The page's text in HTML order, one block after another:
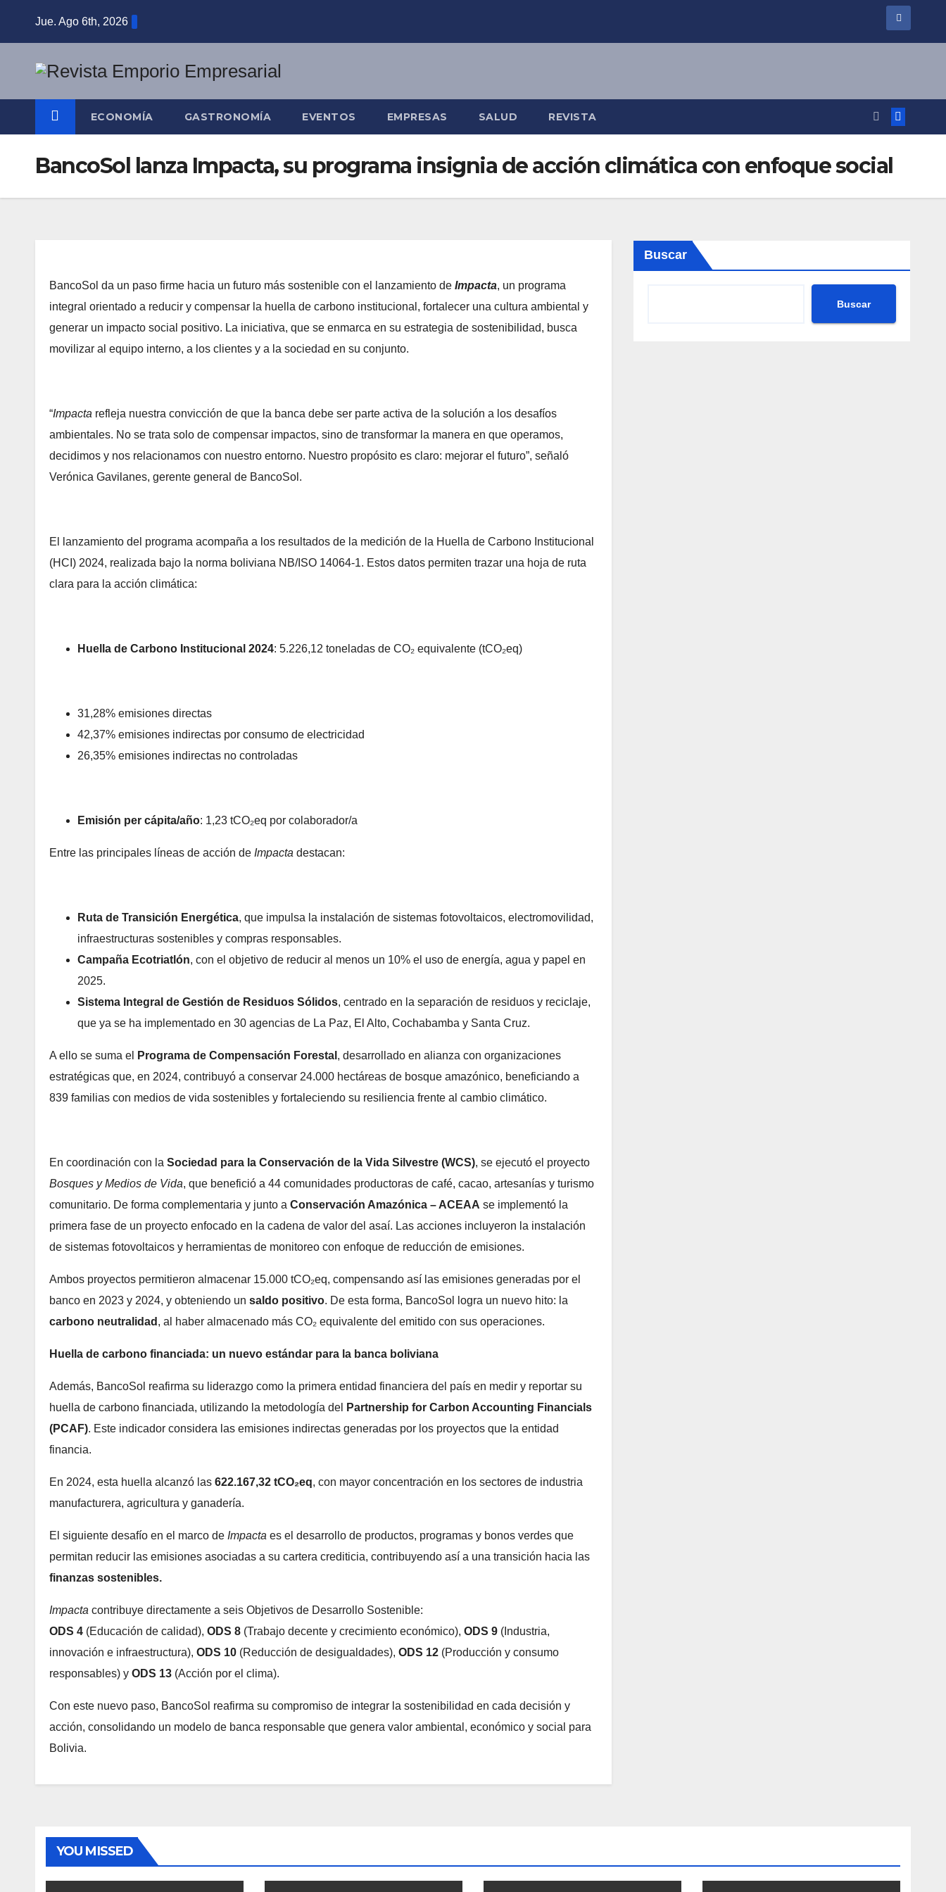
Jue. Ago 6th, 2026
ECONOMÍA GASTRONOMÍA EVENTOS EMPRESAS SALUD REVISTA
BancoSol lanza Impacta, su programa insignia de acción climática con enfoque social
BancoSol da un paso firme hacia un futuro más sostenible con el lanzamiento de Impacta, un programa
integral orientado a reducir y compensar la huella de carbono institucional, fortalecer una cultura ambiental y
generar un impacto social positivo. La iniciativa, que se enmarca en su estrategia de sostenibilidad, busca
movilizar al equipo interno, a los clientes y a la sociedad en su conjunto.
“Impacta refleja nuestra convicción de que la banca debe ser parte activa de la solución a los desafíos
ambientales. No se trata solo de compensar impactos, sino de transformar la manera en que operamos,
decidimos y nos relacionamos con nuestro entorno. Nuestro propósito es claro: mejorar el futuro”, señaló
Verónica Gavilanes, gerente general de BancoSol.
El lanzamiento del programa acompaña a los resultados de la medición de la Huella de Carbono Institucional
(HCI) 2024, realizada bajo la norma boliviana NB/ISO 14064-1. Estos datos permiten trazar una hoja de ruta
clara para la acción climática:
Huella de Carbono Institucional 2024: 5.226,12 toneladas de CO₂ equivalente (tCO₂eq)
31,28% emisiones directas
42,37% emisiones indirectas por consumo de electricidad
26,35% emisiones indirectas no controladas
Emisión per cápita/año: 1,23 tCO₂eq por colaborador/a
Entre las principales líneas de acción de Impacta destacan:
Ruta de Transición Energética, que impulsa la instalación de sistemas fotovoltaicos, electromovilidad,
infraestructuras sostenibles y compras responsables.
Campaña Ecotriatlón, con el objetivo de reducir al menos un 10% el uso de energía, agua y papel en
2025.
Sistema Integral de Gestión de Residuos Sólidos, centrado en la separación de residuos y reciclaje,
que ya se ha implementado en 30 agencias de La Paz, El Alto, Cochabamba y Santa Cruz.
A ello se suma el Programa de Compensación Forestal , desarrollado en alianza con organizaciones
estratégicas que, en 2024, contribuyó a conservar 24.000 hectáreas de bosque amazónico, beneficiando a
839 familias con medios de vida sostenibles y fortaleciendo su resiliencia frente al cambio climático.
En coordinación con la Sociedad para la Conservación de la Vida Silvestre (WCS), se ejecutó el proyecto
Bosques y Medios de Vida, que benefició a 44 comunidades productoras de café, cacao, artesanías y turismo
comunitario. De forma complementaria y junto a Conservación Amazónica – ACEAA se implementó la
primera fase de un proyecto enfocado en la cadena de valor del asaí. Las acciones incluyeron la instalación
de sistemas fotovoltaicos y herramientas de monitoreo con enfoque de reducción de emisiones.
Ambos proyectos permitieron almacenar 15.000 tCO₂eq, compensando así las emisiones generadas por el
banco en 2023 y 2024, y obteniendo un saldo positivo. De esta forma, BancoSol logra un nuevo hito: la
carbono neutralidad , al haber almacenado más CO₂ equivalente del emitido con sus operaciones.
Huella de carbono financiada: un nuevo estándar para la banca boliviana
Además, BancoSol reafirma su liderazgo como la primera entidad financiera del país en medir y reportar su
huella de carbono financiada, utilizando la metodología del
Partnership for Carbon Accounting Financials
(PCAF). Este indicador considera las emisiones indirectas generadas por los proyectos que la entidad
financia.
En 2024, esta huella alcanzó las 622.167,32 tCO₂eq, con mayor concentración en los sectores de industria
manufacturera, agricultura y ganadería.
El siguiente desafío en el marco de Impacta es el desarrollo de productos, programas y bonos verdes que
permitan reducir las emisiones asociadas a su cartera crediticia, contribuyendo así a una transición hacia las
finanzas sostenibles.
Impacta contribuye directamente a seis Objetivos de Desarrollo Sostenible:
ODS 4 (Educación de calidad), ODS 8 (Trabajo decente y crecimiento económico), ODS 9 (Industria,
innovación e infraestructura), ODS 10 (Reducción de desigualdades), ODS 12 (Producción y consumo
responsables) y ODS 13 (Acción por el clima).
Con este nuevo paso, BancoSol reafirma su compromiso de integrar la sostenibilidad en cada decisión y
acción, consolidando un modelo de banca responsable que genera valor ambiental, económico y social para
Bolivia.
Buscar
Buscar
YOU MISSED